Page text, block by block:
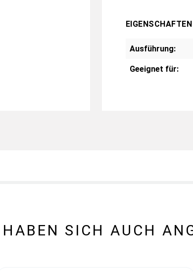
EIGENSCHAFTEN
Ausführung:
Geeignet für:
SICH AUCH